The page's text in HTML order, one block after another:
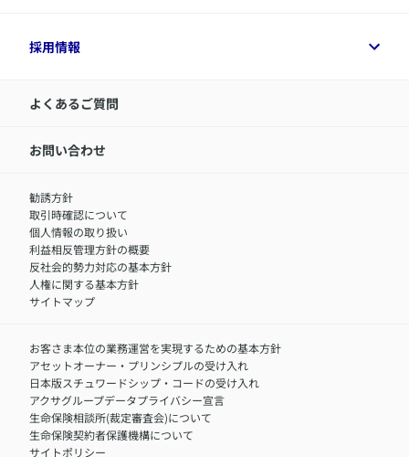
令和8年（2026年）分の生命保険料控除証明書について
アクサのネット完結保険（旧アクサダイレクト生命）
経営者サポートサービス
企業情報トップ
アクサ生命が選ばれる理由
IR情報
サステナビリティの取り組み
​お客さまを金融犯罪からお守りするために
アクサグループについて
採用情報
採用情報トップ
中途採用：内勤正社員
職）
中途採用：フィナンシャルプラン・アドバイザー（営業職）
障害者採用
よくあるご質問
お問い合わせ
勧誘方針
取引時確認について
個人情報の取り扱い
利益相反管理方針の概要
反社会的勢力対応の基本方針
人権に関する基本方針
サイトマップ
お客さま本位の業務運営を実現するための基本方針
アセットオーナー・プリンシプルの受け入れ
日本版スチュワードシップ・コードの受け入れ
アクサグループデータプライバシー宣言
生命保険相談所(裁定審査会)について
生命保険契約者保護機構について
サイトポリシー